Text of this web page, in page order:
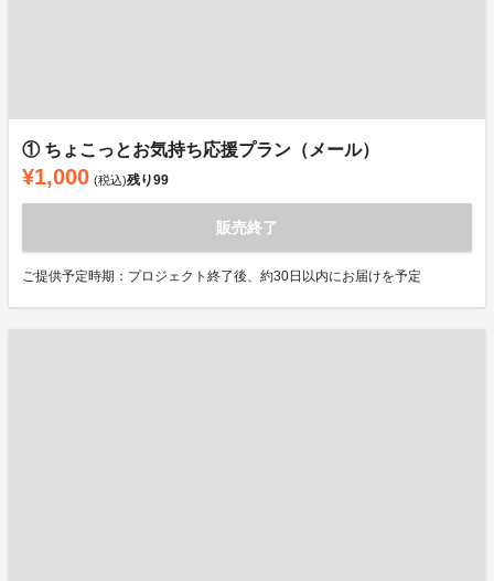
① ちょこっとお気持ち応援プラン（メール）
¥1,000 (税込)残り99
販売終了
ご提供予定時期：プロジェクト終了後、約30日以内にお届けを予定